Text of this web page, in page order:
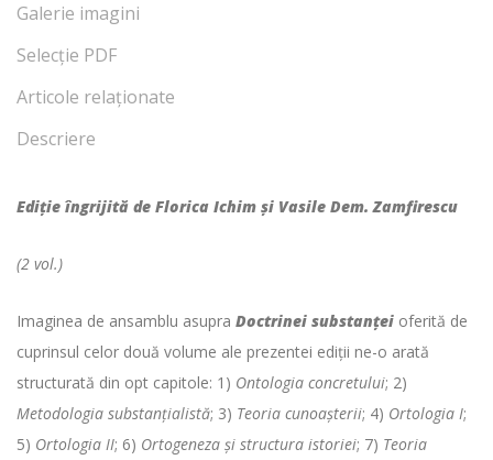
Galerie imagini
Selecție PDF
Articole relaționate
Descriere
Ediţie îngrijită de Florica Ichim şi Vasile Dem. Zamfirescu
(2 vol.)
Imaginea de ansamblu asupra Doctrinei substanţei oferită de
cuprinsul celor două volume ale prezentei ediţii ne-o arată
structurată din opt capitole: 1) Ontologia concretului; 2)
Metodologia substanţialistă; 3) Teoria cunoaşterii; 4) Ortologia I;
5) Ortologia II; 6) Ortogeneza şi structura istoriei; 7) Teoria